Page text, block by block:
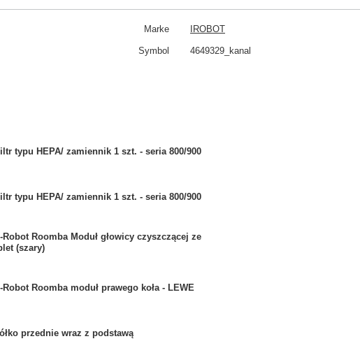
Marke IROBOT
Symbol 4649329_kanal
typu HEPA/ zamiennik 1 szt. - seria 800/900
typu HEPA/ zamiennik 1 szt. - seria 800/900
Roomba Moduł głowicy czyszczącej ze
(szary)
Roomba moduł prawego koła - LEWE
przednie wraz z podstawą